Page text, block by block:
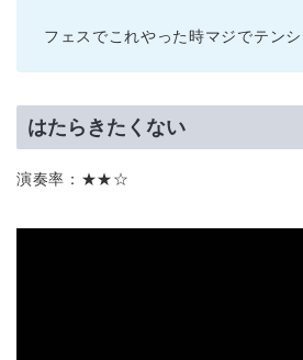
フェスでこれやった時マジでテン
はたらきたくない
演奏率：★★☆